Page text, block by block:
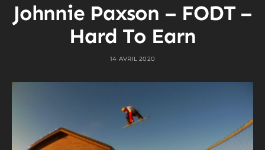
Johnnie Paxson – FODT –
Hard To Earn
14 AVRIL 2020